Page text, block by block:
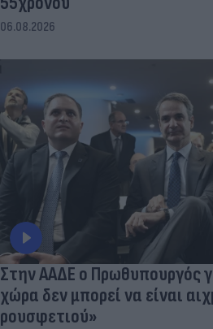
06.08.2026
Στην ΑΑΔΕ ο Πρωθυπουργός
χώρα δεν μπορεί να είναι
ρουσφετιού»